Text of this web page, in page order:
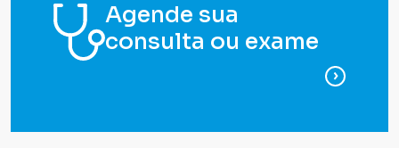
Agende sua
consulta ou exame
para